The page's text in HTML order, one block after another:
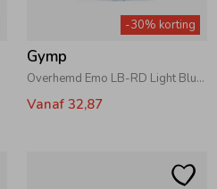
-30% korting
Gymp
Overhemd Emo LB-RD Light Blue - Red
Vanaf 32,87